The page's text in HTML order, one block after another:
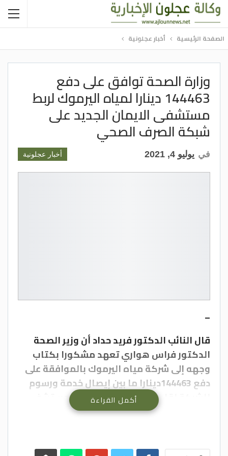
الصفحة الرئيسية أخبار عجلونية
وزارة الصحة توافق على دفع
144463 دينارا لمياه اليرموك لربط
مستشفى الايمان الجديد على
شبكة الصرف الصحي
أخبار عجلونية في يوليو 4, 2021
–
قال النائب الدكتور فريد حداد أن وزير الصحة
الدكتور فراس هواري تعهد مشكورا بكتاب
وجهه إلى شركة مياه اليرموك بالموافقة على
دفع 144463دينارا ما بين إيصال خدمة ورسوم
للشركة لقاء المباشرة بعملية ربط مستشفى
الايمان الحكومي الجديد ما على شبكة الصرف
أكمل القراءة